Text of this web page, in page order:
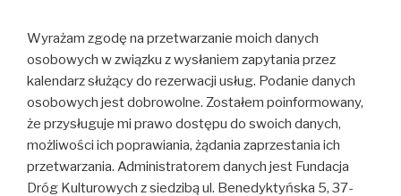
Wyrażam zgodę na przetwarzanie moich danych
osobowych w związku z wysłaniem zapytania przez
kalendarz służący do rezerwacji usług. Podanie danych
osobowych jest dobrowolne. Zostałem poinformowany,
że przysługuje mi prawo dostępu do swoich danych,
możliwości ich poprawiania, żądania zaprzestania ich
przetwarzania. Administratorem danych jest Fundacja
Dróg Kulturowych z siedzibą ul. Benedyktyńska 5, 37-